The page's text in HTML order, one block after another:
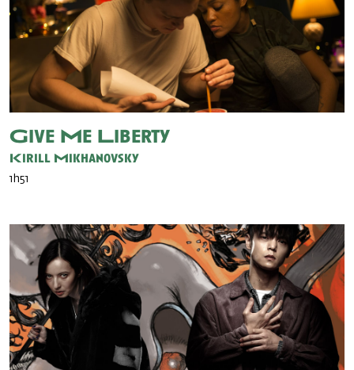
Give Me Liberty
Kirill Mikhanovsky
1h51